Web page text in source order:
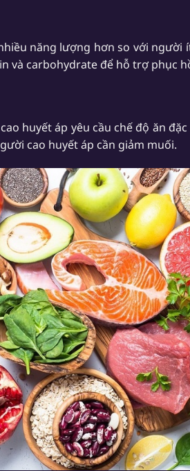
năng lượng hơn so với
và carbohydrate để hỗ trợ phục
huyết áp yêu cầu chế độ ăn
cao huyết áp cần giảm muối.